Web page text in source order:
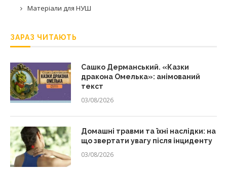
Матеріали для НУШ
ЗАРАЗ ЧИТАЮТЬ
Сашко Дерманський. «Казки
дракона Омелька»: анімований
текст
03/08/2026
Домашні травми та їхні наслідки: на
що звертати увагу після інциденту
03/08/2026